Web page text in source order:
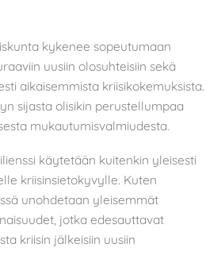
kykenee sopeutumaan
uusiin olosuhteisiin sekä
aikaisemmista kriisikokemuksista.
sijasta olisikin perustellumpaa
mukautumisvalmiudesta.
käytetään kuitenkin yleisesti
kriisinsietokyvylle. Kuten
unohdetaan yleisemmät
jotka edesauttavat
kriisin jälkeisiin uusiin